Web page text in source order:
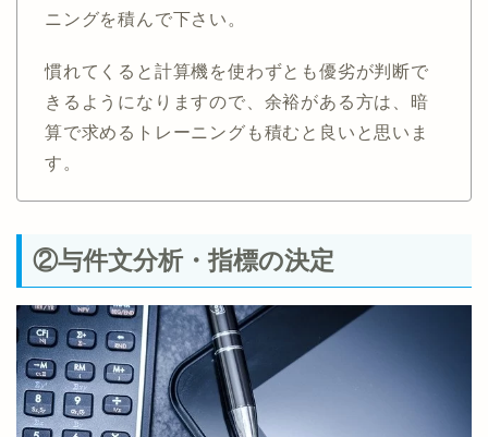
ニングを積んで下さい。
慣れてくると計算機を使わずとも優劣が判断で
きるようになりますので、余裕がある方は、暗
算で求めるトレーニングも積むと良いと思いま
す。
②与件文分析・指標の決定